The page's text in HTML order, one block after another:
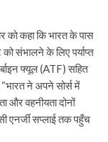
को कहा कि भारत के पास
को संभालने के लिए पर्याप्त
फ्यूल (ATF) सहित
ने अपने सोर्स में
और वहनीयता दोनों
एनर्जी सप्लाई तक पहुँच